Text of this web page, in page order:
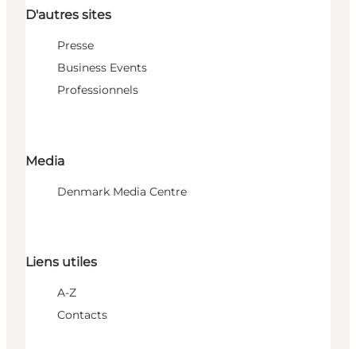
D'autres sites
Presse
Business Events
Professionnels
Media
Denmark Media Centre
Liens utiles
A-Z
Contacts